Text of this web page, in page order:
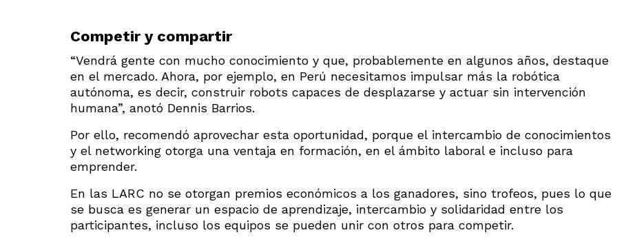
Competir y compartir
“Vendrá gente con mucho conocimiento y que, probablemente en algunos años, destaque
en el mercado. Ahora, por ejemplo, en Perú necesitamos impulsar más la robótica
autónoma, es decir, construir robots capaces de desplazarse y actuar sin intervención
humana”, anotó Dennis Barrios.
Por ello, recomendó aprovechar esta oportunidad, porque el intercambio de conocimientos
y el networking otorga una ventaja en formación, en el ámbito laboral e incluso para
emprender.
En las LARC no se otorgan premios económicos a los ganadores, sino trofeos, pues lo que
se busca es generar un espacio de aprendizaje, intercambio y solidaridad entre los
participantes, incluso los equipos se pueden unir con otros para competir.